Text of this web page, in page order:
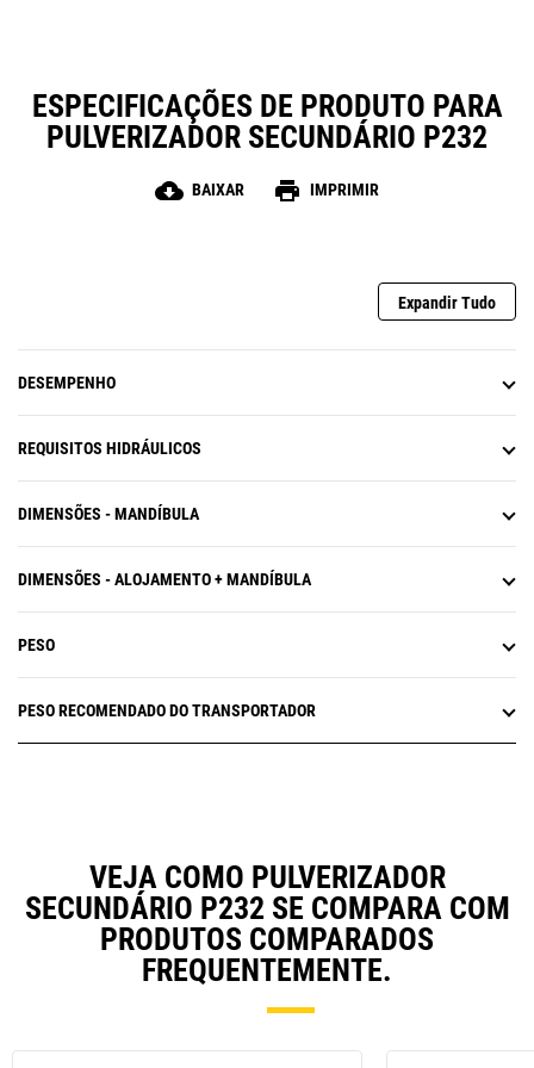
ESPECIFICAÇÕES DE PRODUTO PARA
PULVERIZADOR SECUNDÁRIO P232
cloud_download BAIXAR print IMPRIMIR
Expandir Tudo
DESEMPENHO
REQUISITOS HIDRÁULICOS
DIMENSÕES - MANDÍBULA
DIMENSÕES - ALOJAMENTO + MANDÍBULA
PESO
PESO RECOMENDADO DO TRANSPORTADOR
VEJA COMO PULVERIZADOR
SECUNDÁRIO P232 SE COMPARA COM
PRODUTOS COMPARADOS
FREQUENTEMENTE.